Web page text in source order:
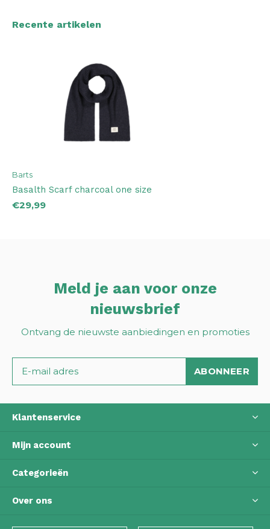
Recente artikelen
Barts
Basalth Scarf charcoal one size
€29,99
Meld je aan voor onze
nieuwsbrief
Ontvang de nieuwste aanbiedingen en promoties
ABONNEER
Klantenservice
Mijn account
Categorieën
Over ons